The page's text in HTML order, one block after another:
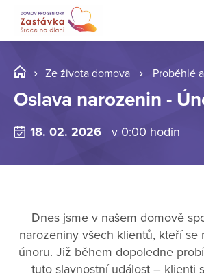
Ze života domova Proběhlé
Oslava narozenin -
18. 02. 2026 v 0:00 hodin
Dnes jsme v našem domově
narozeniny všech klientů, kteří se
únoru. Již během dopoledne
tuto slavnostní událost – klienti